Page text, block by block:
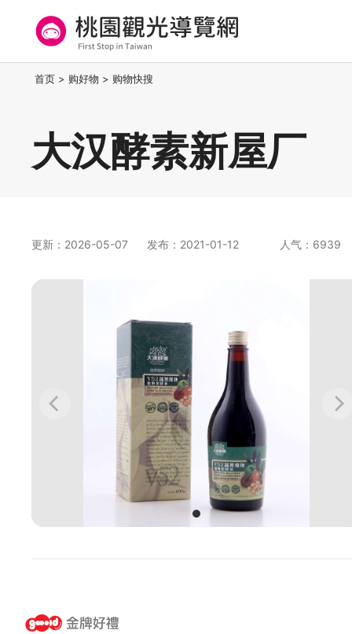
要
桃园观光导览网
首页 > 购好物 > 购物快搜
大汉酵素新屋厂
更新：2026-05-07 发布：2021-01-12 人气：6939